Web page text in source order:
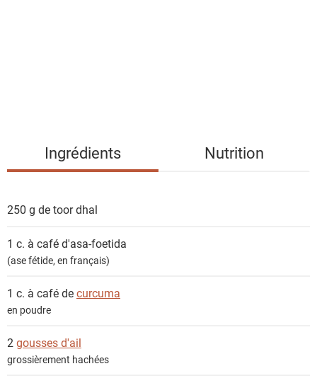
i
n
s
Ingrédients Nutrition
250 g detoor dhal
1 c. à caféd'asa-foetida
(ase fétide, en français)
1 c. à café decurcuma
en poudre
2 gousses d'ail
grossièrement hachées